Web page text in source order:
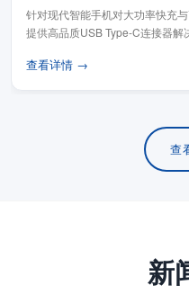
针对现代智能手机对大功率快充
提供高品质USB Type-C连接器解
查看详情 →
查
新